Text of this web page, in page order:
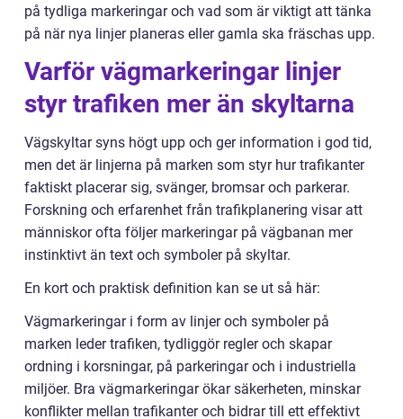
på tydliga markeringar och vad som är viktigt att tänka
på när nya linjer planeras eller gamla ska fräschas upp.
Varför vägmarkeringar linjer
styr trafiken mer än skyltarna
Vägskyltar syns högt upp och ger information i god tid,
men det är linjerna på marken som styr hur trafikanter
faktiskt placerar sig, svänger, bromsar och parkerar.
Forskning och erfarenhet från trafikplanering visar att
människor ofta följer markeringar på vägbanan mer
instinktivt än text och symboler på skyltar.
En kort och praktisk definition kan se ut så här:
Vägmarkeringar i form av linjer och symboler på
marken leder trafiken, tydliggör regler och skapar
ordning i korsningar, på parkeringar och i industriella
miljöer. Bra vägmarkeringar ökar säkerheten, minskar
konflikter mellan trafikanter och bidrar till ett effektivt